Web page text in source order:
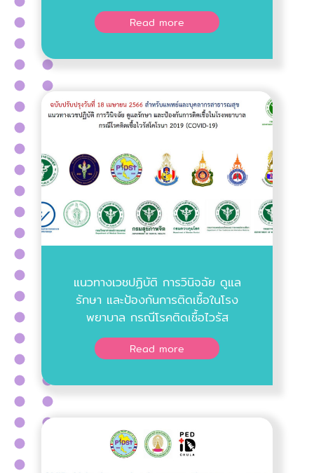
Read more
แนวทางเวชปฏิบัติ การวินิจฉัย ดูแล
รักษา และป้องกันการติดเชื้อในโรง
พยาบาล กรณีโรคติดเชื้อไวรัส
โคโรนา 2019 (COVID-19) ฉบับ
ปรับปรุง วันที่ 18 เมษายน พ.ศ.
Read more